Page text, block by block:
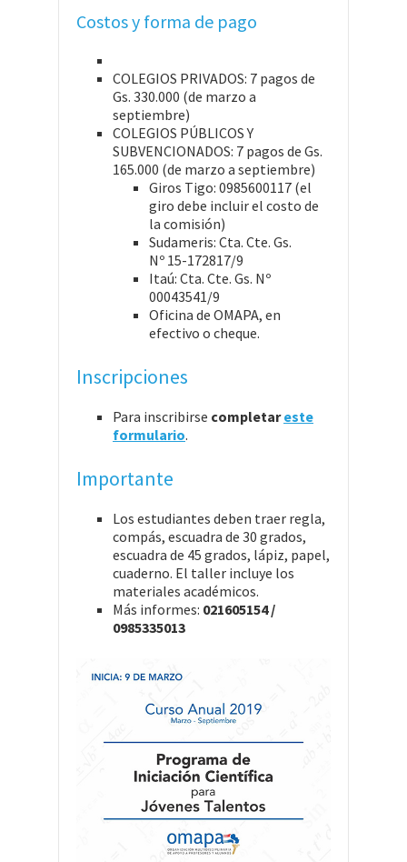
Costos y forma de pago
COLEGIOS PRIVADOS: 7 pagos de
Gs. 330.000 (de marzo a
septiembre)
COLEGIOS PÚBLICOS Y
SUBVENCIONADOS: 7 pagos de Gs.
165.000 (de marzo a septiembre)
Giros Tigo: 0985600117 (el
giro debe incluir el costo de
la comisión)
Sudameris: Cta. Cte. Gs.
Nº 15-172817/9
Itaú: Cta. Cte. Gs. Nº
00043541/9
Oficina de OMAPA, en
efectivo o cheque.
Inscripciones
Para inscribirse completareste
formulario.
Importante
Los estudiantes deben traer regla,
compás, escuadra de 30 grados,
escuadra de 45 grados, lápiz, papel,
cuaderno. El taller incluye los
materiales académicos.
Más informes: 021605154 /
0985335013